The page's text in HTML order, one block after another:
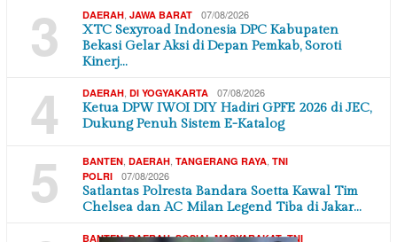
3 DAERAH JAWA BARAT 07/08/2026
XTC Sexyroad Indonesia DPC Kabupaten
Bekasi Gelar Aksi di Depan Pemkab, Soroti
Kinerj…
4 DAERAH DI YOGYAKARTA 07/08/2026
Ketua DPW IWOI DIY Hadiri GPFE 2026 di JEC,
Dukung Penuh Sistem E-Katalog
5 BANTEN DAERAH TANGERANG RAYA TNI
POLRI
07/08/2026
Satlantas Polresta Bandara Soetta Kawal Tim
Chelsea dan AC Milan Legend Tiba di Jakar…
BANTEN,DAERAH,SOSIAL MASYARAKAT,TNI